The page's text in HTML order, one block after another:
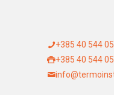
+385 40 544
+385 40 544